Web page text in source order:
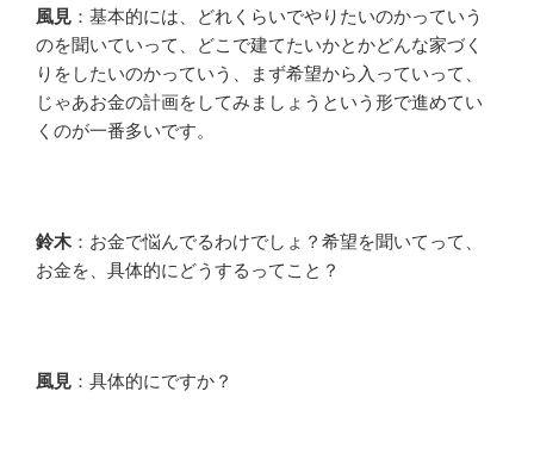
風見 ：基本的には、どれくらいでやりたいのかっていう
のを聞いていって、どこで建てたいかとかどんな家づく
りをしたいのかっていう、まず希望から入っていって、
じゃあお金の計画をしてみましょうという形で進めてい
くのが一番多いです。
鈴木：お金で悩んでるわけでしょ？希望を聞いてって、
お金を、具体的にどうするってこと？
風見 ：具体的にですか？